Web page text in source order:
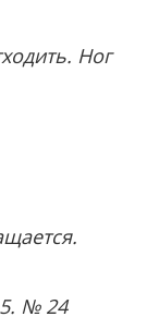
Ног
№ 24